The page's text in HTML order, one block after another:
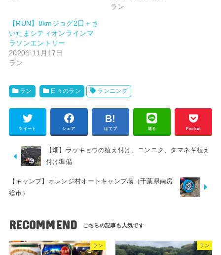
ラン
【RUN】8kmジョグ2日＋さ
いたまシティオンラインマ
ラソンエントリー
2020年11月17日
ラン
ラン 日々のラン ランニング
ツイート シェア はてブ 送る Pocket
【畑】ラッキョウの植え付け、ニンニク、タマネギ植え
付け準備
【キャンプ】オレンジ村オートキャンプ場（千葉県南房
総市）
RECOMMEND
ラン ラン